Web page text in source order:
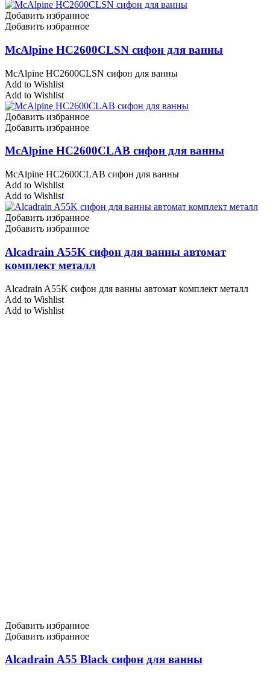
Добавить избранное
Добавить избранное
McAlpine HC2600CLSN сифон для ванны
McAlpine HC2600CLSN сифон для ванны
Add to Wishlist
Add to Wishlist
Добавить избранное
Добавить избранное
McAlpine HC2600CLAB сифон для ванны
McAlpine HC2600CLAB сифон для ванны
Add to Wishlist
Add to Wishlist
Добавить избранное
Добавить избранное
Alcadrain A55K сифон для ванны автомат
комплект металл
Alcadrain A55K сифон для ванны автомат комплект металл
Add to Wishlist
Add to Wishlist
Добавить избранное
Добавить избранное
Alcadrain A55 Black сифон для ванны